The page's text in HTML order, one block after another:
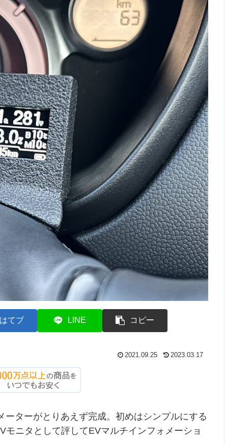
はてブ LINE コピー
2021.09.25 2023.03.17
ターがとりあえず完成。初めはシンプルにする
ニタとして評してEVマルチインフォメーショ